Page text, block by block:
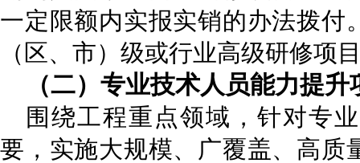
一定限额内实报实销的办法拨付
（区、市）级或行业高级研修项
（二）专业技术人员能力提升
围绕工程重点领域，针对专
要，实施大规模、广覆盖、高质